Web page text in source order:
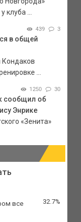
клуба ...
439 3
в общей
Кондаков
...
1250 30
сообщил об
Энрике
«Зенита»
все
32.7%